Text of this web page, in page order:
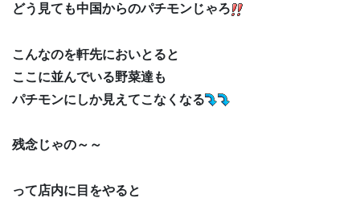
どう見ても中国からのパチモンじゃろ
こんなのを軒先においとると
ここに並んでいる野菜達も
パチモンにしか見えてこなくなる
残念じゃの～～
って店内に目をやると